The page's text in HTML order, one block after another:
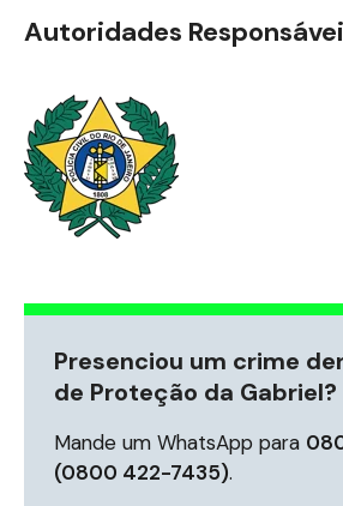
Autoridades
Presenciou um crime
de Proteção da Gabriel?
Mande um WhatsApp para
(0800 422-7435).